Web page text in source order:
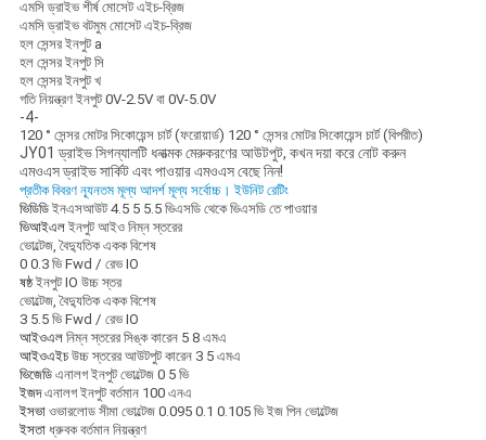
এমসি ড্রাইভ শীর্ষ মোসেট এইচ-ব্রিজ
এমসি ড্রাইভ বটমুম মোসেট এইচ-ব্রিজ
হল সেন্সর ইনপুট a
হল সেন্সর ইনপুট সি
হল সেন্সর ইনপুট খ
গতি নিয়ন্ত্রণ ইনপুট 0V-2.5V বা 0V-5.0V
-4-
120 ° সেন্সর মোটর সিকোয়েন্স চার্ট (ফরোয়ার্ড) 120 ° সেন্সর মোটর সিকোয়েন্স চার্ট (বিপরীত)
JY01 ড্রাইভ সিগন্যালটি ধনাত্মক মেরুকরণের আউটপুট, কখন দয়া করে নোট করুন
এমওএস ড্রাইভ সার্কিট এবং পাওয়ার এমওএস বেছে নিন!
প্রতীক বিবরণ ন্যূনতম মূল্য আদর্শ মূল্য সর্বোচ্চ। ইউনিট রেটিং
ভিডিডি ইনএসআউট 4.5 5 5.5 ভিএসডি থেকে ভিএসডি তে পাওয়ার
ভিআইএল ইনপুট আইও নিম্ন স্তরের
ভোল্টেজ, বৈদ্যুতিক একক বিশেষ
0 0.3 ভি Fwd / রেভ IO
ষষ্ঠইনপুট IO উচ্চ স্তর
ভোল্টেজ, বৈদ্যুতিক একক বিশেষ
3 5.5 ভি Fwd / রেভ IO
আইওএল নিম্ন স্তরের সিঙ্ক কারেন 5 8 এমএ
আইওএইচউচ্চ স্তরের আউটপুট কারেন 3 5 এমএ
ভিজেডি এনালগ ইনপুট ভোল্টেজ 0 5 ভি
ইজদএনালগ ইনপুট বর্তমান 100 এনএ
ইসভা ওভারলোড সীমা ভোল্টেজ 0.095 0.1 0.105 ভি ইজ পিন ভোল্টেজ
ইসতা ধ্রুবক বর্তমান নিয়ন্ত্রণ